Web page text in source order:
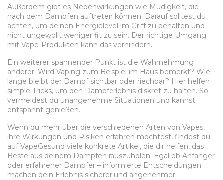
Außerdem gibt es Nebenwirkungen wie Müdigkeit, die
nach dem Dampfen auftreten können. Darauf solltest du
achten, um deinen Energielevel im Griff zu behalten und
nicht ungewollt weniger fit zu sein. Der richtige Umgang
mit Vape-Produkten kann das verhindern.
Ein weiterer spannender Punkt ist die Wahrnehmung
anderer: Wird Vaping zum Beispiel im Haus bemerkt? Wie
lange bleibt der Dampf sichtbar oder riechbar? Hier helfen
simple Tricks, um den Dampferlebnis diskret zu halten. So
vermeidest du unangenehme Situationen und kannst
entspannt genießen.
Wenn du mehr über die verschiedenen Arten von Vapes,
ihre Wirkungen und Risiken erfahren möchtest, findest du
auf VapeGesund viele konkrete Artikel, die dir helfen, das
Beste aus deinem Dampfen rauszuholen. Egal ob Anfänger
oder erfahrener Dampfer – informierte Entscheidungen
machen dein Erlebnis sicherer und angenehmer.